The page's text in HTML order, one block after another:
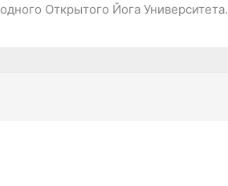
Открытого Йога Университета.